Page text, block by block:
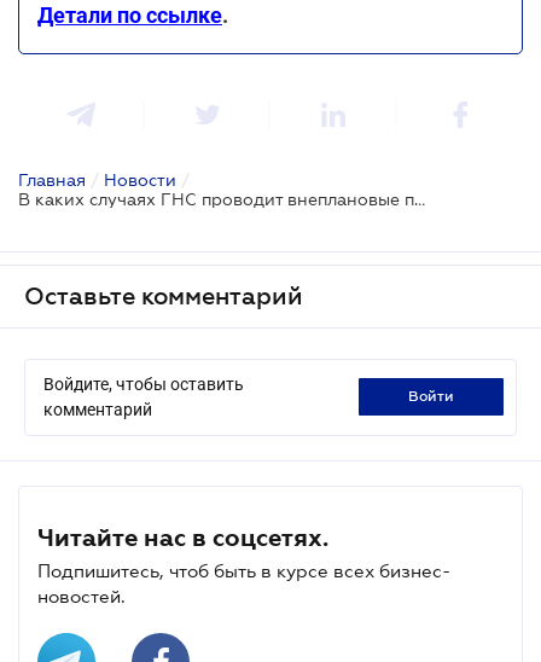
Детали по ссылке.
Главная / Новости /
В каких случаях ГНС проводит внеплановые проверки субъектов хозяйствования, осуществляющих экспортные и импортные операции
Оставьте комментарий
Войдите, чтобы оставить
комментарий
войти
Читайте нас в соцсетях.
Подпишитесь, чтоб быть в курсе всех бизнес-
новостей.